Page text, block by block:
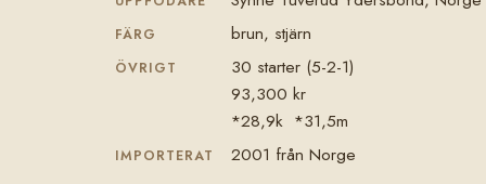
FÄRG brun, stjärn
ÖVRIGT
30 starter (5-2-1)
93,300 kr
*28,9k *31,5m
IMPORTERAT 2001 från Norge